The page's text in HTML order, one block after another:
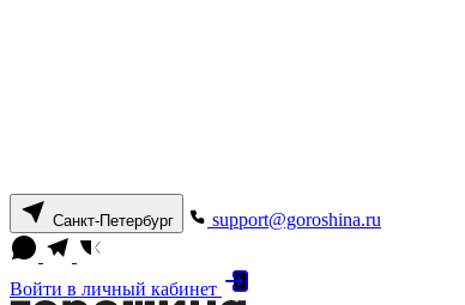
Санкт-Петербург support@goroshina.ru
Войти в личный кабинет